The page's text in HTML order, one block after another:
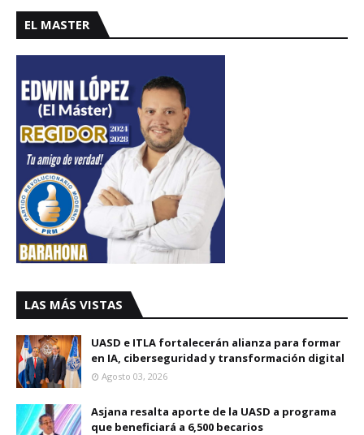
EL MASTER
LAS MÁS VISTAS
UASD e ITLA fortalecerán alianza para formar
en IA, ciberseguridad y transformación digital
Agosto 03, 2026
Asjana resalta aporte de la UASD a programa
que beneficiará a 6,500 becarios